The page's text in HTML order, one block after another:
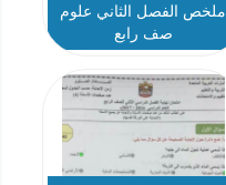
ملخص الفصل الثاني علوم
صف رابع